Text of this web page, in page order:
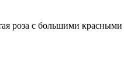
роза с большими